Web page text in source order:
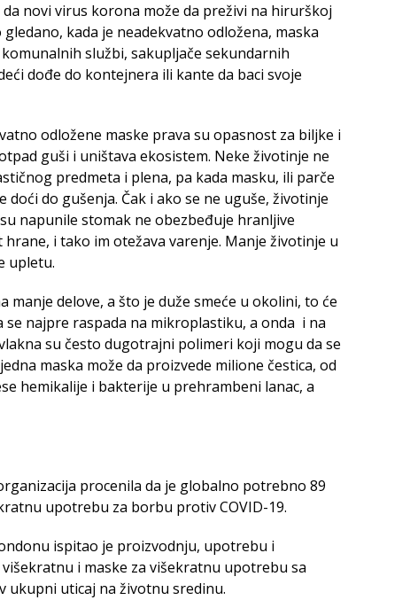
novi virus korona može da preživi na hirurškoj
kada je neadekvatno odložena, maska
službi, sakupljače sekundarnih
dođe do kontejnera ili kante da baci svoje
odložene maske prava su opasnost za biljke i
guši i uništava ekosistem. Neke životinje ne
predmeta i plena, pa kada masku, ili parče
do gušenja. Čak i ako se ne uguše, životinje
napunile stomak ne obezbeđuje hranljive
i tako im otežava varenje. Manje životinje u
upletu.
manje delove, a što je duže smeće u okolini, to će
se najpre raspada na mikroplastiku, a onda i na
su često dugotrajni polimeri koji mogu da se
maska može da proizvede milione čestica, od
hemikalije i bakterije u prehrambeni lanac, a
procenila da je globalno potrebno 89
upotrebu za borbu protiv COVID-19.
ispitao je proizvodnju, upotrebu i
i maske za višekratnu upotrebu sa
ukupni uticaj na životnu sredinu.